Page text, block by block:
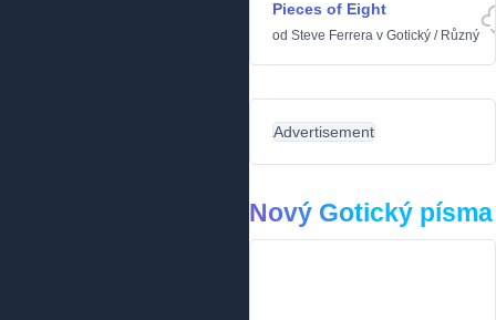
Pieces of Eight
od Steve Ferrera v Gotický / Různý
Advertisement
Nový Gotický písma